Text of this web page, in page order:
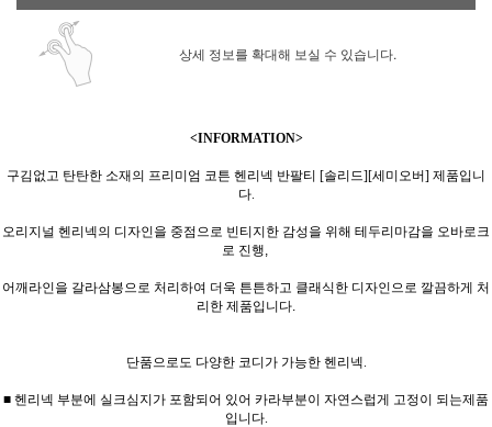
상세 정보를 확대해 보실 수 있습니다.
<INFORMATION>
구김없고 탄탄한 소재의 프리미엄 코튼 헨리넥 반팔티 [솔리드][세미오버] 제품입니
다.
오리지널 헨리넥의 디자인을 중점으로 빈티지한 감성을 위해 테두리마감을 오바로크
로 진행,
어깨라인을 갈라삼봉으로 처리하여 더욱 튼튼하고 클래식한 디자인으로 깔끔하게 처
리한 제품입니다.
단품으로도 다양한 코디가 가능한 헨리넥.
■ 헨리넥 부분에 실크심지가 포함되어 있어 카라부분이 자연스럽게 고정이 되는제품
입니다.